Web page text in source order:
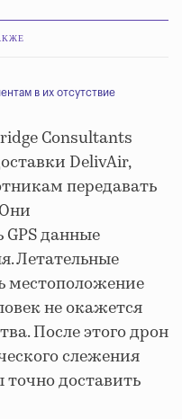
в их отсутствие
Consultants
DelivAir,
передавать
данные
Летательные
местоположение
не окажется
После этого дрон
слежения
доставить